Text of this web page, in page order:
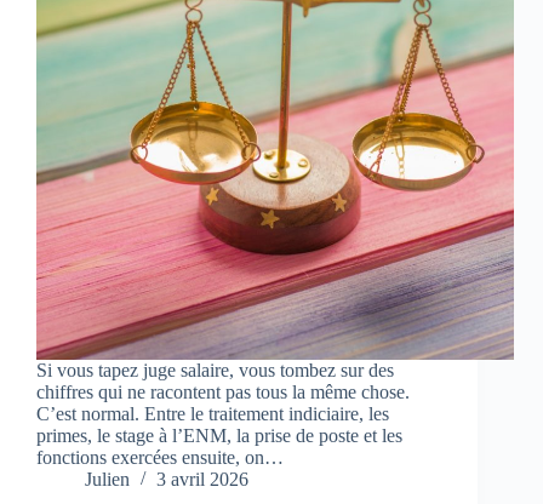
Si vous tapez juge salaire, vous tombez sur des
chiffres qui ne racontent pas tous la même chose.
C’est normal. Entre le traitement indiciaire, les
primes, le stage à l’ENM, la prise de poste et les
fonctions exercées ensuite, on…
Julien
3 avril 2026